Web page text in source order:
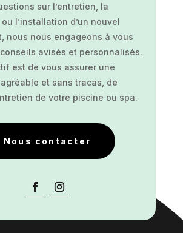
sur l’entretien, la
l’installation d’un nouvel
nous nous engageons à vous
avisés et personnalisés.
est de vous assurer une
et sans tracas, de
de votre piscine ou spa.
Nous contacter